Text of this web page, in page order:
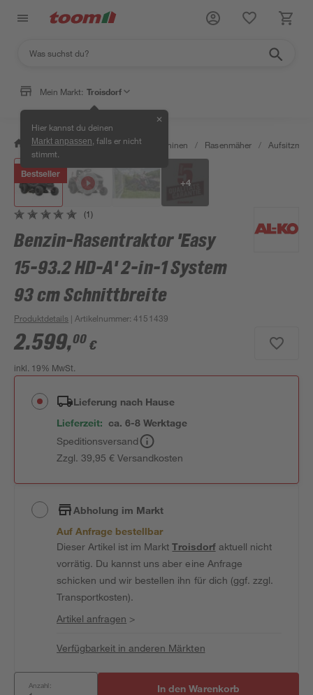
Mein Markt: Troisdorf
Hier kannst du deinen
Markt anpassen , falls er nicht
stimmt.
✕
/ Garten & Freizeit / Gartenmaschinen / Rasenmäher /
Bestseller
+4
(1)
Benzin-Rasentraktor 'Easy
15-93.2 HD-A' 2-in-1 System
93 cm Schnittbreite
Produktdetails | Artikelnummer:4151439
2.599,00 €
inkl. 19% MwSt.
Lieferung nach Hause
Lieferzeit: ca. 6-8 Werktage
Speditionsversand
Zzgl. 39,95 € Versandkosten
Abholung im Markt
Auf Anfrage bestellbar
Dieser Artikel ist im MarktTroisdorfaktuell nicht
vorrätig. Du kannst uns aber eine Anfrage
schicken und wir bestellen ihn für dich (ggf. zzgl.
Transportkosten).
Artikel anfragen >
Verfügbarkeit in anderen Märkten
Anzahl: In den Warenkorb